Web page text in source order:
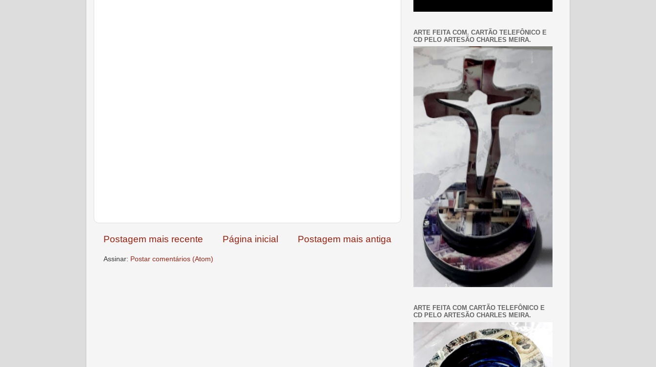
Postagem mais recente Postagem mais antiga
Página inicial
Assinar: Postar comentários (Atom)
ARTE FEITA COM. CARTÃO TELEFÔNICO E
CD PELO ARTESÃO CHARLES MEIRA.
ARTE FEITA COM CARTÃO TELEFÔNICO E
CD PELO ARTESÃO CHARLES MEIRA.